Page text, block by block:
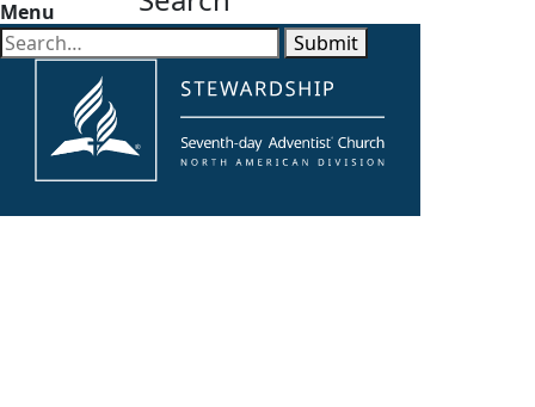
Menu
Submit